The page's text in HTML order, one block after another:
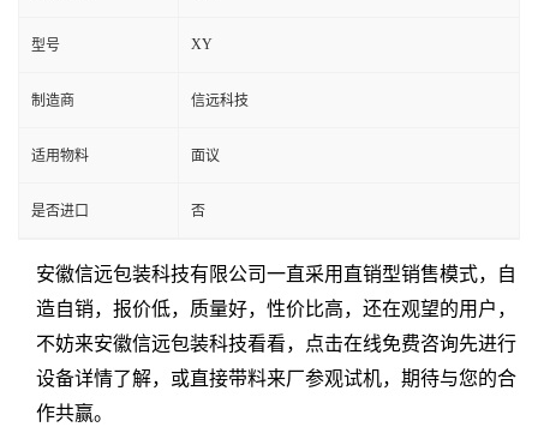
型号 XY
制造商 信远科技
适用物料 面议
是否进口 否
安徽信远包装科技有限公司一直采用直销型销售模式，自
造自销，报价低，质量好，性价比高，还在观望的用户，
不妨来安徽信远包装科技看看，点击在线免费咨询先进行
设备详情了解，或直接带料来厂参观试机，期待与您的合
作共赢。